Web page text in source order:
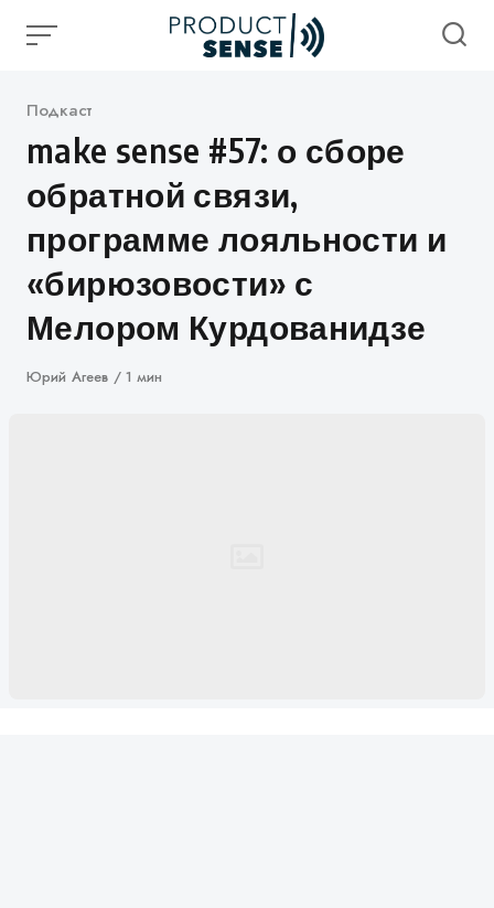
Категория
Подкаст
make sense #57: о сборе
обратной связи,
программе лояльности и
«бирюзовости» с
Мелором Курдованидзе
Автор
Юрий Агеев 1 мин